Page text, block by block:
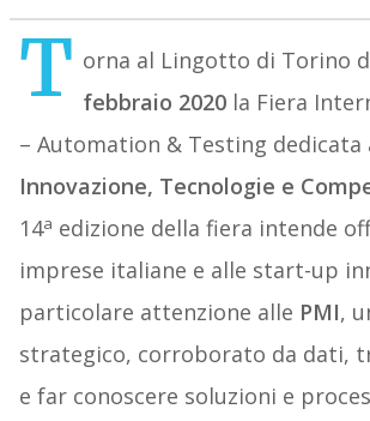
T orna al Lingotto di Torino
febbraio 2020 la Fiera
– Automation & Testing dedicata
Innovazione, Tecnologie e
14a edizione della fiera intende
imprese italiane e alle start-up
particolare attenzione alle PMI,
strategico, corroborato da dati,
e far conoscere soluzioni e